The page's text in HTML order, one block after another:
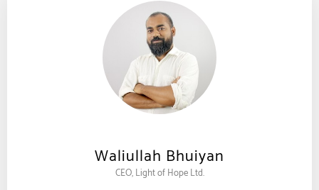
Waliullah Bhuiyan
CEO, Light of Hope Ltd.